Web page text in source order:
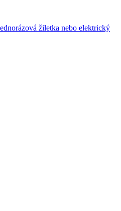
žiletka nebo elektrický